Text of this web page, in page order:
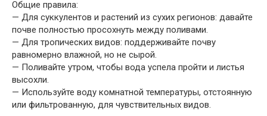
Общие правила:
— Для суккулентов и растений из сухих регионов: давайте
почве полностью просохнуть между поливами.
— Для тропических видов: поддерживайте почву
равномерно влажной, но не сырой.
— Поливайте утром, чтобы вода успела пройти и листья
высохли.
— Используйте воду комнатной температуры, отстоянную
или фильтрованную, для чувствительных видов.